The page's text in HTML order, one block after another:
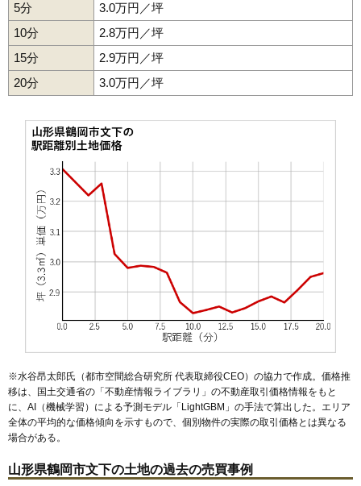
45 伊勢原町 9.3万円
46 切添町 9.3万円
47 美原町 9.2万円
48 道形町 9.1万円
50 大東町
51 柳田
山王町 8.8万円 327万円
53 三光町 8.6万円 491万円
55
56 8.0万円
57 陽光町 7.8万円 677万円
7.7万円
7.4万円
井岡 7.4万円 609万円 7.9%
62 友江 7.2万円 560万円 2.1%
63
65 寺田 6.6万円 378万円 5.0%
5分
3.0万円／坪
10分
2.8万円／坪
15分
2.9万円／坪
20分
3.0万円／坪
※水谷昂太郎氏（都市空間総合研究所 代表取締役CEO）の協力で作成。価格推
移は、国土交通省の「不動産情報ライブラリ 」の不動産取引価格情報をもと
に、AI（機械学習）による予測モデル「LightGBM」の手法で算出した。エリア
全体の平均的な価格傾向を示すもので、個別物件の実際の取引価格とは異なる
場合がある。
山形県鶴岡市文下の土地の過去の売買事例